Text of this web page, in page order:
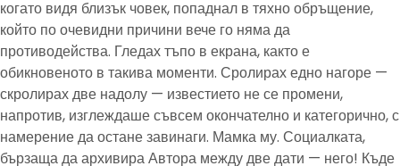
когато видя близък човек, попаднал в тяхно обръщение,
който по очевидни причини вече го няма да
противодейства. Гледах тъпо в екрана, както е
обикновеното в такива моменти. Сролирах едно нагоре —
скролирах две надолу — известието не се промени,
напротив, изглеждаше съвсем окончателно и категорично, с
намерение да остане завинаги. Мамка му. Социалката,
бързаща да архивира Автора между две дати — него! Къде